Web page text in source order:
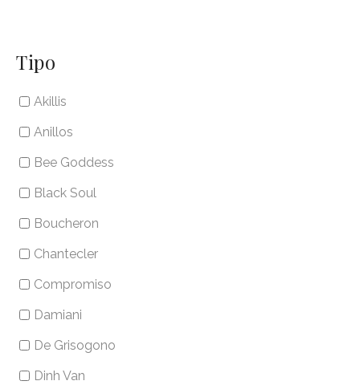
Tipo
Akillis
Anillos
Bee Goddess
Black Soul
Boucheron
Chantecler
Compromiso
Damiani
De Grisogono
Dinh Van